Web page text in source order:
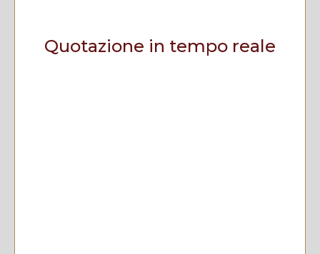
Quotazione in tempo reale